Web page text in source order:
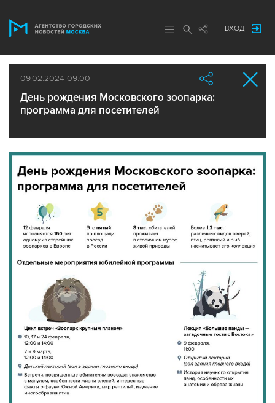
ВХОД
09.02.2024 09:00
День рождения Московского зоопарка:
программа для посетителей